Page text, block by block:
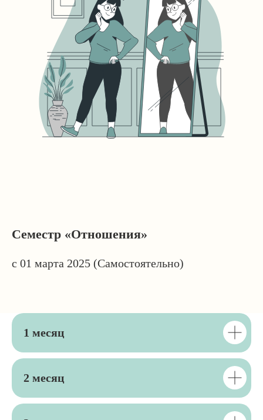
Семестр «Отношения»
с 01 марта 2025 (Самостоятельно)
1 месяц
2 месяц